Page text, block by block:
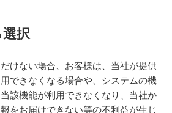
択
けない場合、お客様は、当社が提供
できなくなる場合や、システムの機
該機能が利用できなくなり、当社か
をお届けできない等の不利益が生じ